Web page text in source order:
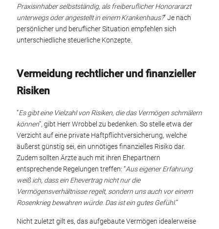
Praxisinhaber selbstständig, als freiberuflicher Honorararzt
unterwegs oder angestellt in einem Krankenhaus?” Je nach
persönlicher und beruflicher Situation empfehlen sich
unterschiedliche steuerliche Konzepte.
Vermeidung rechtlicher und finanzieller
Risiken
“Es gibt eine Vielzahl von Risiken, die das Vermögen schmälern
können”, gibt Herr Wrobbel zu bedenken. So stelle etwa der
Verzicht auf eine private Haftpflichtversicherung, welche
äußerst günstig sei, ein unnötiges finanzielles Risiko dar.
Zudem sollten Ärzte auch mit ihren Ehepartnern
entsprechende Regelungen treffen: “Aus eigener Erfahrung
weiß ich, dass ein Ehevertrag nicht nur die
Vermögensverhältnisse regelt, sondern uns auch vor einem
Rosenkrieg bewahren würde. Das ist ein gutes Gefühl.”
Nicht zuletzt gilt es, das aufgebaute Vermögen idealerweise